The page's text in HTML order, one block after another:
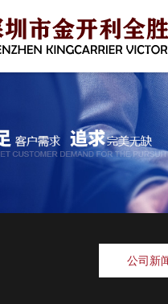
公司新